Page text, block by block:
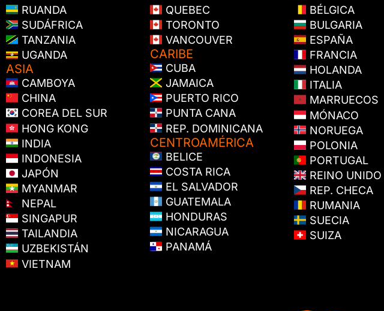
RUANDA
SUDÁFRICA
TANZANIA
UGANDA
ASIA
CAMBOYA
CHINA
COREA DEL SUR
HONG KONG
INDIA
INDONESIA
JAPÓN
MYANMAR
NEPAL
SINGAPUR
TAILANDIA
UZBEKISTÁN
VIETNAM
QUEBEC
TORONTO
VANCOUVER
CARIBE
CUBA
JAMAICA
PUERTO RICO
PUNTA CANA
REP. DOMINICANA
CENTROAMÉRICA
BELICE
COSTA RICA
EL SALVADOR
GUATEMALA
HONDURAS
NICARAGUA
PANAMÁ
BÉLGICA
BULGARIA
ESPAÑA
FRANCIA
HOLANDA
ITALIA
MARRUECOS
MÓNACO
NORUEGA
POLONIA
PORTUGAL
REINO UNIDO
REP. CHECA
RUMANIA
SUECIA
SUIZA